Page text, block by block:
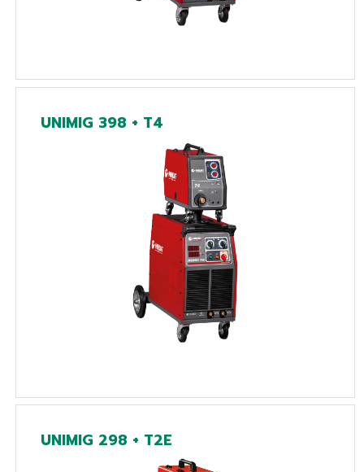
UNIMIG 398 + T4
UNIMIG 298 + T2E